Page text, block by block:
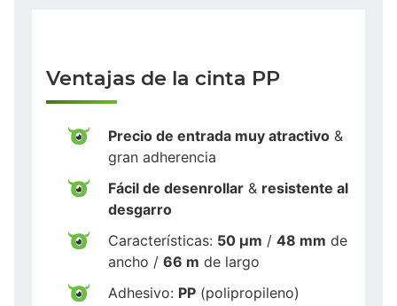
Ventajas de la cinta PP
Precio de entrada muy atractivo &
gran adherencia
Fácil de desenrollar & resistente al
desgarro
Características: 50 µm / 48 mm de
ancho / 66 m de largo
Adhesivo: PP (polipropileno)